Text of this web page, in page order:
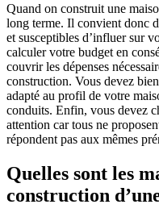
Quand on construit une
long terme. Il convient donc
et susceptibles d’influer sur
calculer votre budget en
couvrir les dépenses
construction. Vous devez
adapté au profil de votre
conduits. Enfin, vous devez
attention car tous ne
répondent pas aux mêmes
Quelles sont les
construction